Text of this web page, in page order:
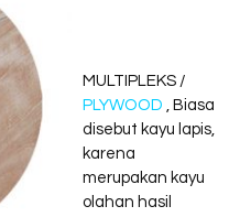
MULTIPLEKS /
PLYWOOD , Biasa
disebut kayu lapis,
karena
merupakan kayu
olahan hasil